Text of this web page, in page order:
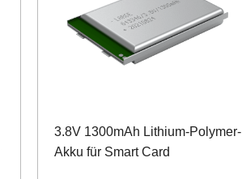
3.8V 1300mAh Lithium-Polymer-
Akku für Smart Card